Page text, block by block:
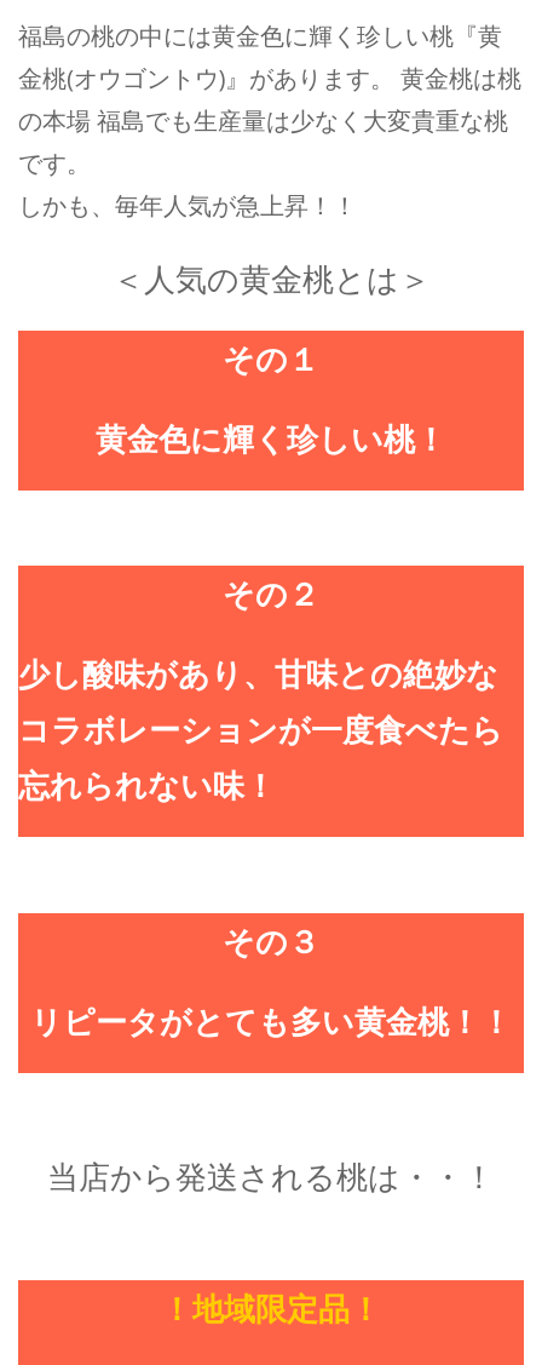
福島の桃の中には黄金色に輝く珍しい桃『黄
金桃(オウゴントウ)』があります。 黄金桃は桃
の本場 福島でも生産量は少なく大変貴重な桃
です。
しかも、毎年人気が急上昇！！
＜人気の黄金桃とは＞
その１
黄金色に輝く珍しい桃！
その２
少し酸味があり、甘味との絶妙な
コラボレーションが一度食べたら
忘れられない味！
その３
リピータがとても多い黄金桃！！
当店から発送される桃は・・！
！地域限定品！